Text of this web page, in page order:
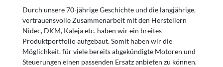
Durch unsere 70-jährige Geschichte und die langjährige,
vertrauensvolle Zusammenarbeit mit den Herstellern
Nidec, DKM, Kaleja etc. haben wir ein breites
Produktportfolio aufgebaut. Somit haben wir die
Möglichkeit, für viele bereits abgekündigte Motoren und
Steuerungen einen passenden Ersatz anbieten zu können.